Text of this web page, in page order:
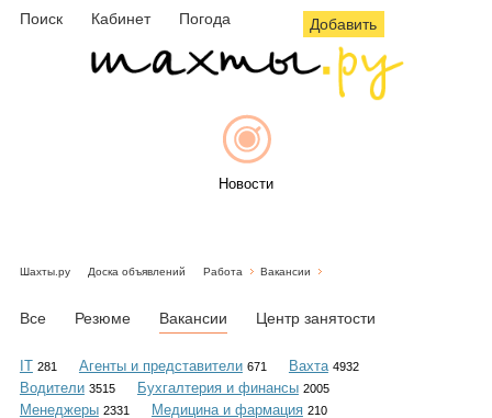
Поиск Кабинет Погода Добавить
Новости
Объявления
Шахты.ру Доска объявлений Работа Вакансии
Все Резюме Вакансии Центр занятости
IT 281 Агенты и представители 671 Вахта 4932
Водители 3515 Бухгалтерия и финансы 2005
Менеджеры 2331 Медицина и фармация 210